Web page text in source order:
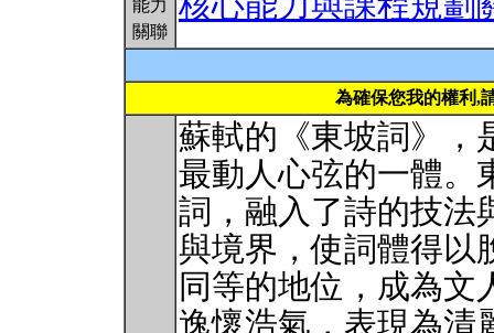
能力
關聯
為確保您我的權利,
蘇軾的《東坡詞》，
最動人心弦的一體。
詞，融入了詩的技法
與境界，使詞體得以
同等的地位，成為文
逸懷浩氣，表現為清